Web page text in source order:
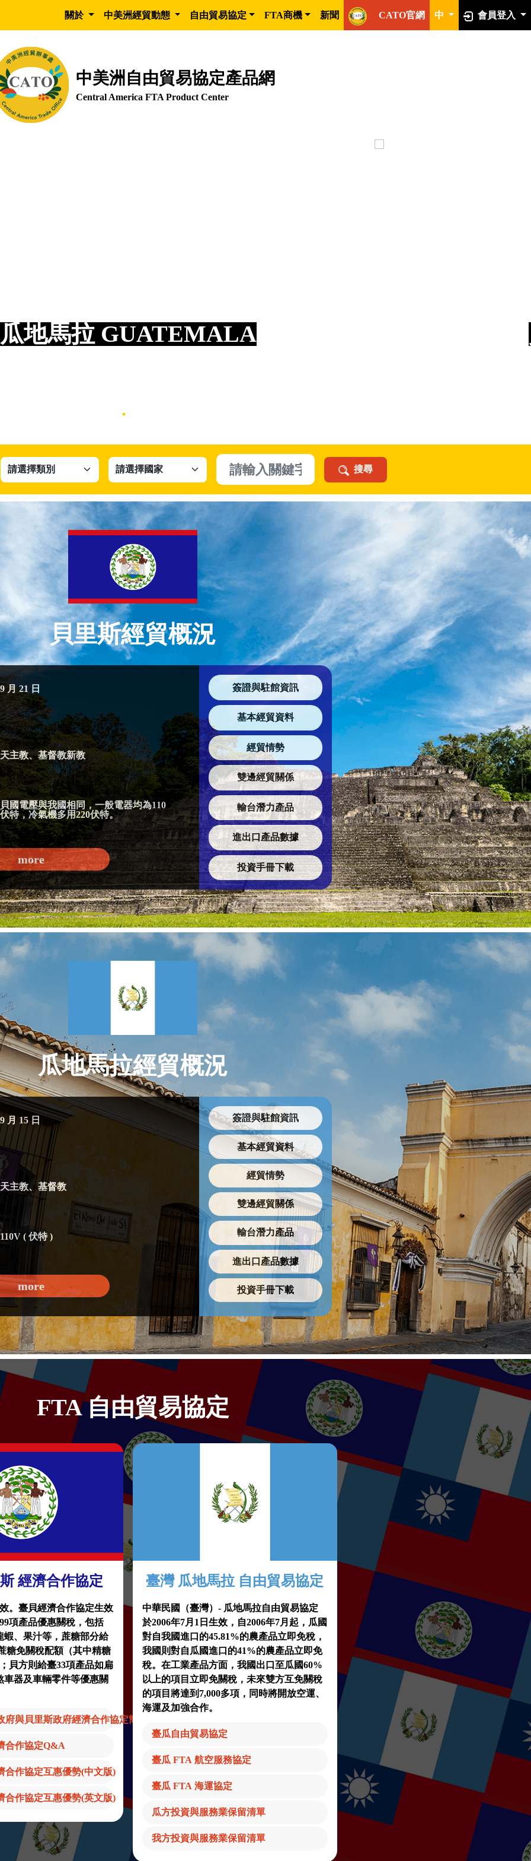
關於 中美洲經貿動態 自由貿易協定 FTA商機 新聞 CATO官網 中 會員登入
中美洲自由貿易協定產品網
Central America FTA Product Center
貝里斯 BELIZE
搜尋
貝里斯經貿概況
9 月 21 日
天主教、基督教新教
貝國電壓與我國相同，一般電器均為110
伏特，冷氣機多用220伏特。
more
簽證與駐館資訊
基本經貿資料
經貿情勢
雙邊經貿關係
輸台潛力產品
進出口產品數據
投資手冊下載
瓜地馬拉經貿概況
9 月 15 日
天主教、基督教
110V ( 伏特 )
more
簽證與駐館資訊
基本經貿資料
經貿情勢
雙邊經貿關係
輸台潛力產品
進出口產品數據
投資手冊下載
FTA 自由貿易協定
經濟合作協定
。臺貝經濟合作協定生效
項產品優惠關稅，包括
蝦、果汁等，蔗糖部分給
糖免關稅配額（其中精糖
貝方則給臺33項產品如扁
車器及車輛零件等優惠關
府與貝里斯政府經濟合作協定簡析
合作協定Q&A
合作協定互惠優勢(中文版)
合作協定互惠優勢(英文版)
臺灣 瓜地馬拉 自由貿易協定
中華民國（臺灣）- 瓜地馬拉自由貿易協定
於2006年7月1日生效，自2006年7月起，瓜國
對自我國進口的45.81%的農產品立即免稅，
我國則對自瓜國進口的41%的農產品立即免
稅。在工業產品方面，我國出口至瓜國60%
以上的項目立即免關稅，未來雙方互免關稅
的項目將達到7,000多項，同時將開放空運、
海運及加強合作。
臺瓜自由貿易協定
臺瓜 FTA 航空服務協定
臺瓜 FTA 海運協定
瓜方投資與服務業保留清單
我方投資與服務業保留清單